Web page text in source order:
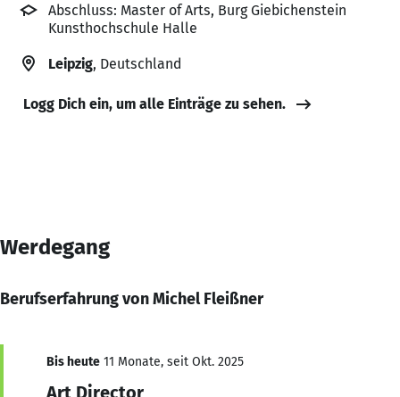
Abschluss: Master of Arts, Burg Giebichenstein
Kunsthochschule Halle
Leipzig, Deutschland
Logg Dich ein, um alle Einträge zu sehen.
Werdegang
Berufserfahrung von Michel Fleißner
Bis heute 11 Monate, seit Okt. 2025
Art Director